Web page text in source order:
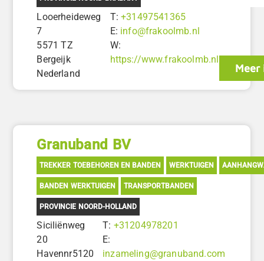
Looerheideweg
7
5571 TZ
Bergeijk
Nederland
T:+31497541365
E: info@frakoolmb.nl
W:
https://www.frakoolmb.nl
Meer
Granuband BV
TREKKER TOEBEHOREN EN BANDEN WERKTUIGEN
BANDEN WERKTUIGEN TRANSPORTBANDEN
PROVINCIE NOORD-HOLLAND
Siciliënweg
20
Havennr5120
T: +31204978201
E:
inzameling@granuband.com